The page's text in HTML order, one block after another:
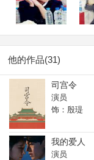
举行“以己之名”上
代表之一参与录制
出，在剧中饰演席
教》播出。2022年7
机。其他作品有《
的茶花运》等。
他的作品(31)
司宫令
演员
饰：殷瑅
我的爱人
演员